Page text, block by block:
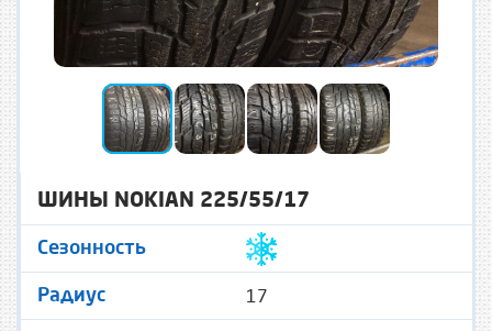
ШИНЫ NOKIAN 225/55/17
Сезонность
Радиус 17